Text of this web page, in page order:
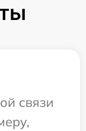
связи